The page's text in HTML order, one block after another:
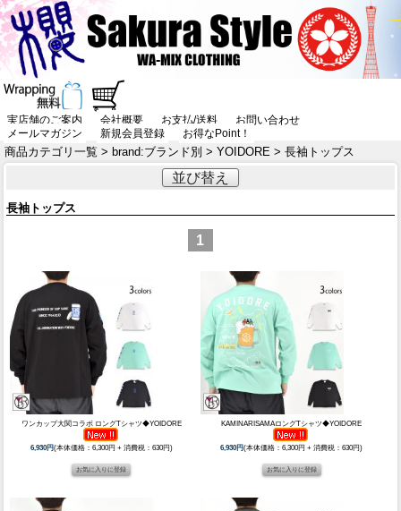
実店舗のご案内 会社概要 お支払/送料
お問い合わせ
メールマガジン
新規会員登録 お得なPoint！
商品カテゴリ一覧 > brand:ブランド別 > YOIDORE > 長袖トップス
並び替え
長袖トップス
1
ワンカップ大関コラボ ロングTシャツ◆YOIDORE
6,930円(本体価格：6,300円 + 消費税：630円)
KAMINARISAMAロングTシャツ◆YOIDORE
6,930円(本体価格：6,300円 + 消費税：630円)